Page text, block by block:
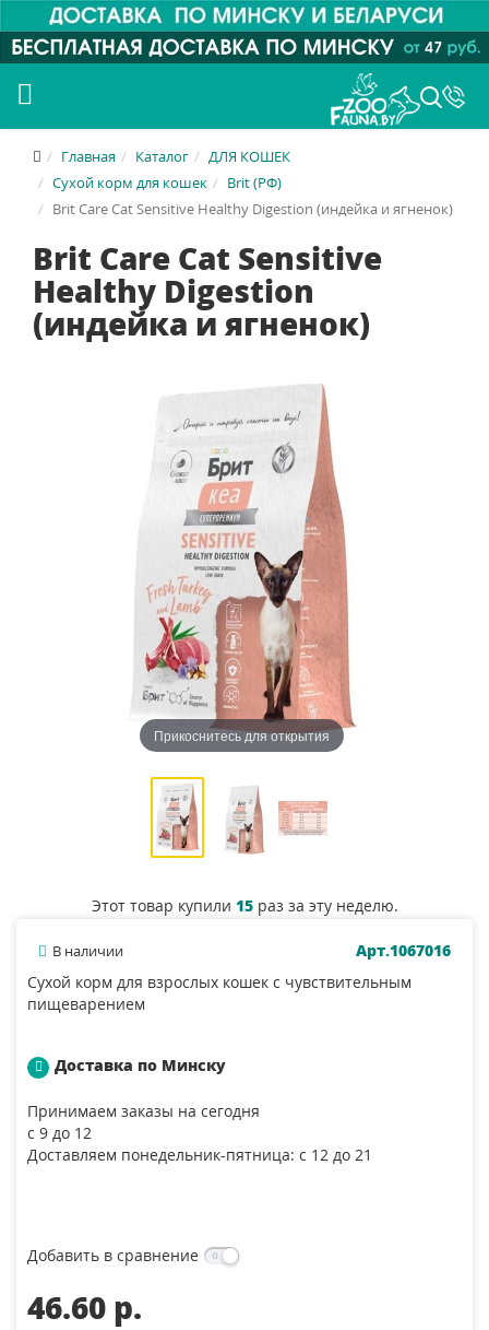
Главная Каталог
ДЛЯ КОШЕК
Сухой корм для кошек
Brit (РФ)
Brit Care Cat Sensitive Healthy Digestion (индейка и ягненок)
Brit Care Cat Sensitive
Healthy Digestion
(индейка и ягненок)
Прикоснитесь для открытия
Этот товар купили 15раз за эту неделю.
В наличии
Арт.1067016
Сухой корм для взрослых кошек с чувствительным
пищеварением
Доставка по Минску
Принимаем заказы на сегодня
с 9 до 12
Доставляем понедельник-пятница: с 12 до 21
Добавить в сравнение
46.60 p.